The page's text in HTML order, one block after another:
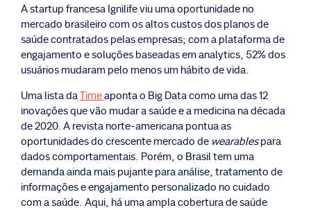
A startup francesa Ignilife viu uma oportunidade no
mercado brasileiro com os altos custos dos planos de
saúde contratados pelas empresas; com a plataforma de
engajamento e soluções baseadas em analytics, 52% dos
usuários mudaram pelo menos um hábito de vida.
Uma lista daTimeaponta o Big Data como uma das 12
inovações que vão mudar a saúde e a medicina na década
de 2020. A revista norte-americana pontua as
oportunidades do crescente mercado de wearablespara
dados comportamentais. Porém, o Brasil tem uma
demanda ainda mais pujante para análise, tratamento de
informações e engajamento personalizado no cuidado
com a saúde. Aqui, há uma ampla cobertura de saúde